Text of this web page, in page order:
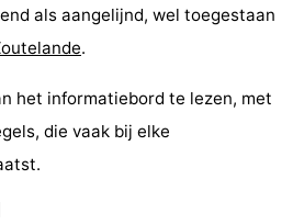
als aangelijnd, wel toegestaan
.
het informatiebord te lezen, met
die vaak bij elke